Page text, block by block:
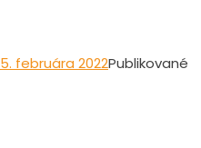
5. februára 2022Publikované